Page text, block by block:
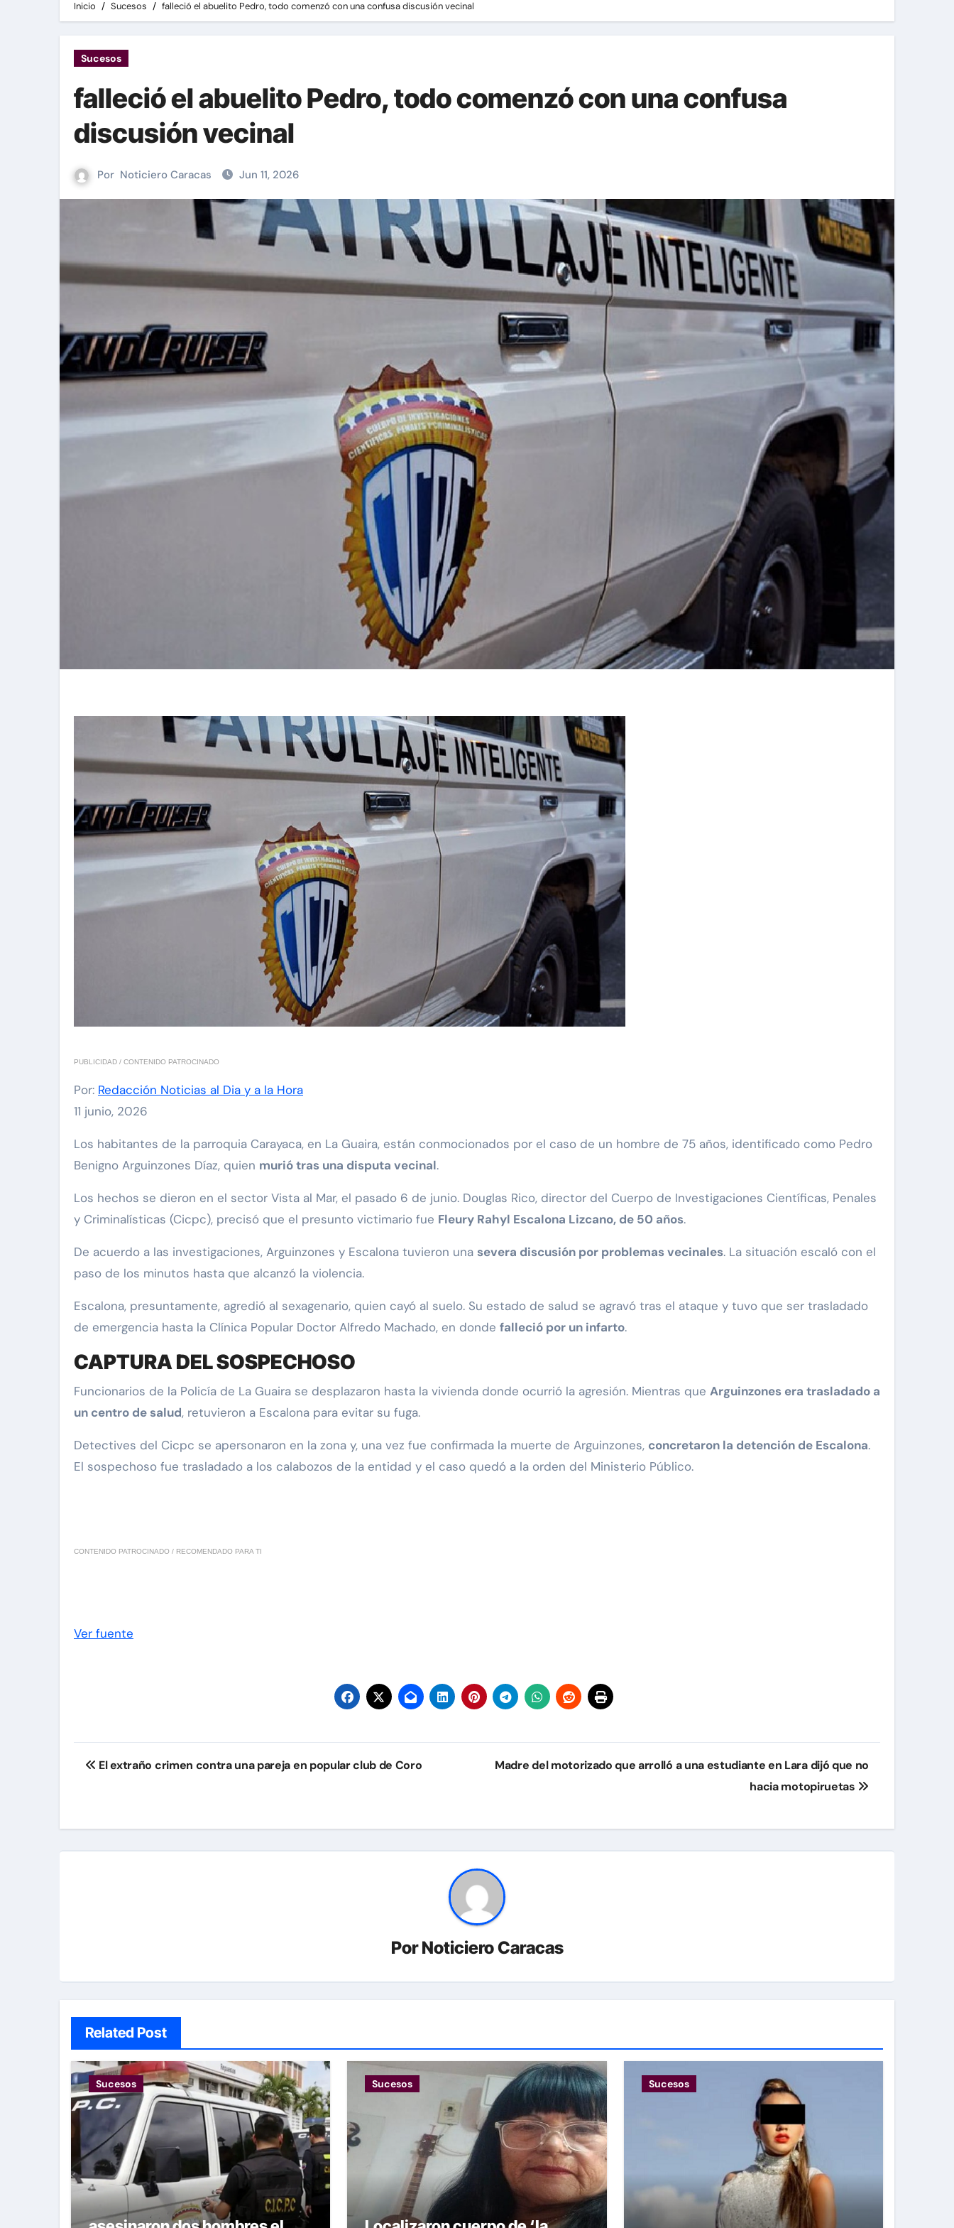
Inicio Sucesos falleció el abuelito Pedro, todo comenzó con una confusa discusión vecinal
Sucesos
falleció el abuelito Pedro, todo comenzó con una confusa
discusión vecinal
Por Noticiero Caracas Jun 11, 2026
PUBLICIDAD / CONTENIDO PATROCINADO
Por: Redacción Noticias al Dia y a la Hora
11 junio, 2026
Los habitantes de la parroquia Carayaca, en La Guaira, están conmocionados por el caso de un hombre de 75 años, identificado como Pedro
Benigno Arguinzones Díaz, quien murió tras una disputa vecinal.
Los hechos se dieron en el sector Vista al Mar, el pasado 6 de junio. Douglas Rico, director del Cuerpo de Investigaciones Científicas, Penales
y Criminalísticas (Cicpc), precisó que el presunto victimario fue Fleury Rahyl Escalona Lizcano, de 50 años.
De acuerdo a las investigaciones, Arguinzones y Escalona tuvieron una severa discusión por problemas vecinales. La situación escaló con el
paso de los minutos hasta que alcanzó la violencia.
Escalona, presuntamente, agredió al sexagenario, quien cayó al suelo. Su estado de salud se agravó tras el ataque y tuvo que ser trasladado
de emergencia hasta la Clínica Popular Doctor Alfredo Machado, en donde falleció por un infarto.
CAPTURA DEL SOSPECHOSO
Funcionarios de la Policía de La Guaira se desplazaron hasta la vivienda donde ocurrió la agresión. Mientras que Arguinzones era trasladado a
un centro de salud, retuvieron a Escalona para evitar su fuga.
Detectives del Cicpc se apersonaron en la zona y, una vez fue confirmada la muerte de Arguinzones, concretaron la detención de Escalona.
El sospechoso fue trasladado a los calabozos de la entidad y el caso quedó a la orden del Ministerio Público.
CONTENIDO PATROCINADO / RECOMENDADO PARA TI
Ver fuente
Navegación
El extraño crimen contra una pareja en popular club de Coro
Madre del motorizado que arrolló a una estudiante en Lara dijó que no
hacia motopiruetas
PorNoticiero Caracas
Related Post
Sucesos Sucesos Sucesos